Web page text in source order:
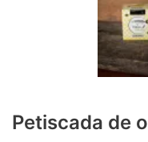
Petiscada de